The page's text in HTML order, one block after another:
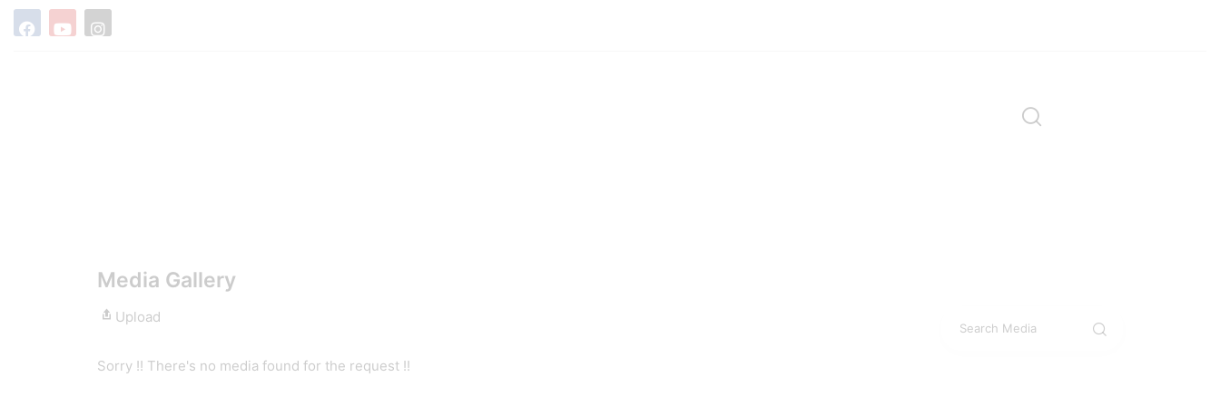
Media Gallery
Upload
Sorry !! There's no media found for the request !!